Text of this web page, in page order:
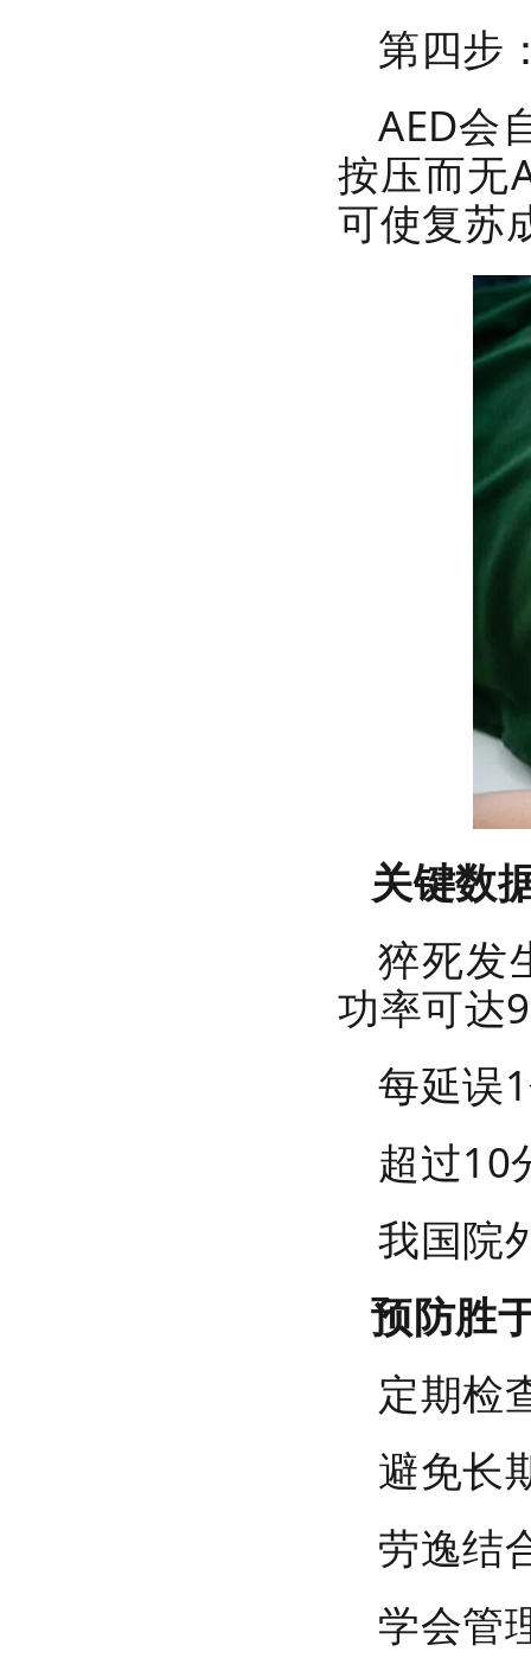
第四步
AED会
按压而无
可使复苏
关键数
猝死发
功率可达
每延误
超过10
我国院
预防胜
定期检
避免长
劳逸结
学会管